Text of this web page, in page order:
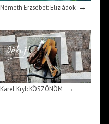
Németh Erzsébet: Eliziádok→
Karel Kryl: KÖSZÖNÖM →